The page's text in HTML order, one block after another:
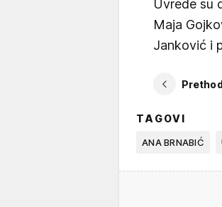
Uvrede su
Maja
Janković i
TAGOVI
ANA BRNABIĆ